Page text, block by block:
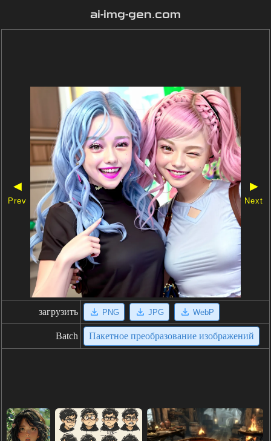
ai-img-gen.com
◀
Prev
▶
Next
загрузить PNG JPG WebP
Batch Пакетное преобразование изображений